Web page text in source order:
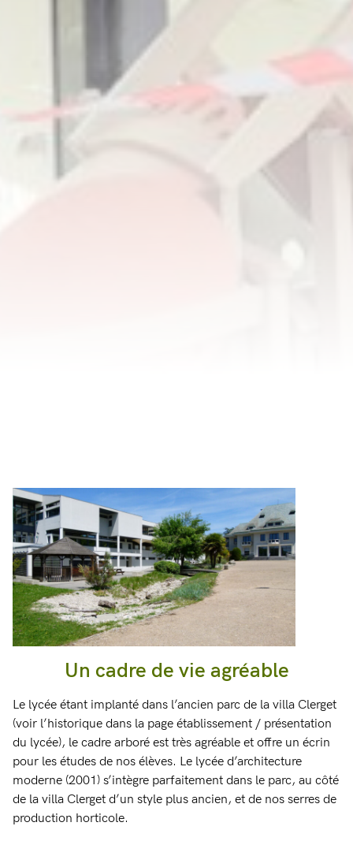
Un cadre de vie agréable
Le lycée étant implanté dans l’ancien parc de la villa Clerget
(voir l’historique dans la page établissement / présentation
du lycée), le cadre arboré est très agréable et offre un écrin
pour les études de nos élèves. Le lycée d’architecture
moderne (2001) s’intègre parfaitement dans le parc, au côté
de la villa Clerget d’un style plus ancien, et de nos serres de
production horticole.